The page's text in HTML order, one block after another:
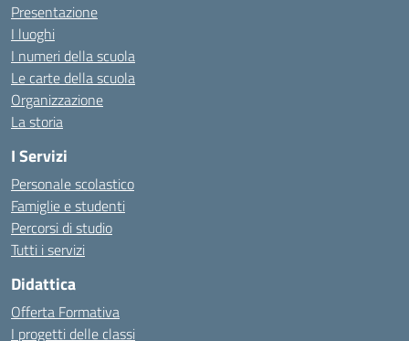
Presentazione
I luoghi
I numeri della scuola
Le carte della scuola
Organizzazione
La storia
I Servizi
Personale scolastico
Famiglie e studenti
Percorsi di studio
Tutti i servizi
Didattica
Offerta Formativa
I progetti delle classi